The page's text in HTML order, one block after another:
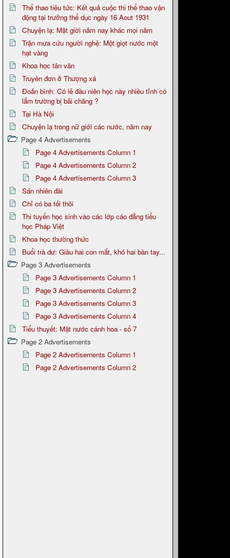
Thể thao tiêu tức: Kết quả cuộc thi thể thao vận
động tại trưởng thể dục ngày 16 Aout 1931
Chuyện lạ: Mặt giời năm nay khác mọi năm
Trận mưa cứu người nghệ: Một giọt nước một
hạt vàng
Khoa học tân văn
Truyền đơn ở Thượng xá
Đoản bình: Có lẽ đầu niên học này nhiều tỉnh có
lắm trường bị bãi chăng ?
Tại Hà Nội
Chuyện lạ trong nữ giới các nước, năm nay
Page 4 Advertisements
Page 4 Advertisements Column 1
Page 4 Advertisements Column 2
Page 4 Advertisements Column 3
Sán nhiên đài
Chỉ có ba tối thôi
Thi tuyển học sinh vào các lớp cáo đẳng tiểu
học Pháp Việt
Khoa học thường thức
Buổi trà dư: Giầu hai con mắt, khó hai bàn tay...
Page 3 Advertisements
Page 3 Advertisements Column 1
Page 3 Advertisements Column 2
Page 3 Advertisements Column 3
Page 3 Advertisements Column 4
Tiểu thuyết: Mặt nước cánh hoa - số 7
Page 2 Advertisements
Page 2 Advertisements Column 1
Page 2 Advertisements Column 2